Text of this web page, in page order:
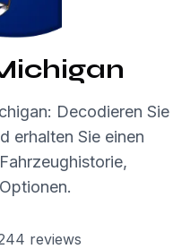
Decodieren Sie
erhalten Sie einen
reviews